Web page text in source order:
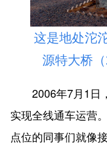
这是地处沱
源特大桥（
2006年7月1日，
实现全线通车运营
点位的同事们就像